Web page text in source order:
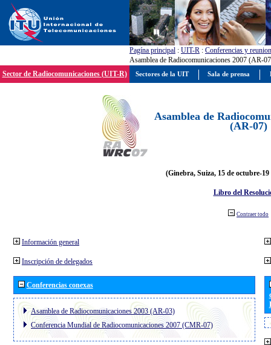
Pagína principal : UIT-R : Conferencias y
Asamblea de Radiocomunicaciones 2007 (AR-
Sector de Radiocomunicaciones (UIT-R)
Asamblea de
(AR-07)
(Ginebra, Suiza, 15 de octubre-19
Libro del
Contraer todo
Información general
Inscripción de delegados
Conferencias conexas
Asamblea de Radiocomunicaciones 2003 (AR-03)
Conferencia Mundial de Radiocomunicaciones 2007 (CMR-07)
Sectores de la UIT Sala de prensa